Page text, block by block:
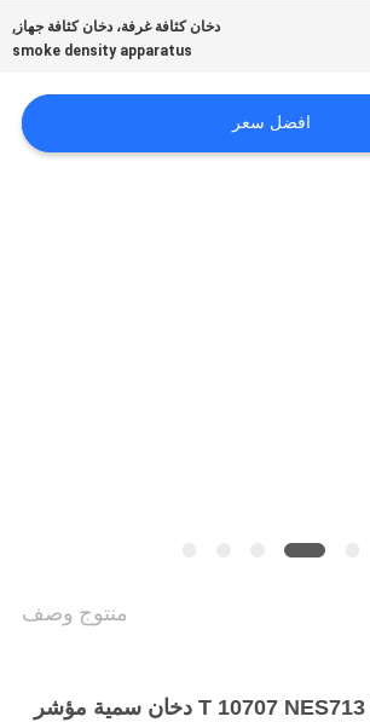
دخان كثافة غرفة، دخان كثافة جهاز ,
smoke density apparatus
افضل سعر
منتوج وصف
عالية الدقة جب / T 10707 NES713 دخان سمية مؤشر